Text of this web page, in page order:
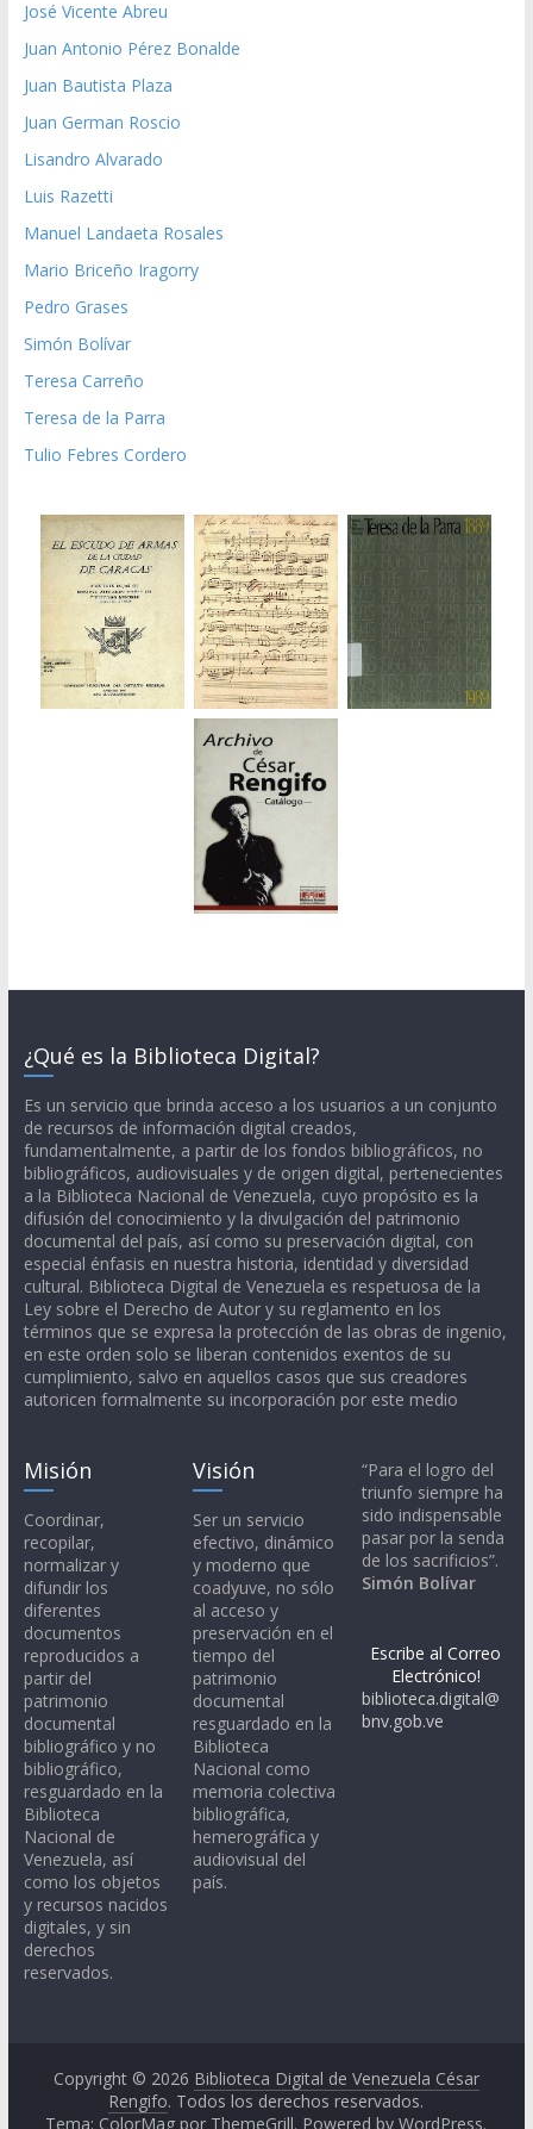
José Vicente Abreu
Juan Antonio Pérez Bonalde
Juan Bautista Plaza
Juan German Roscio
Lisandro Alvarado
Luis Razetti
Manuel Landaeta Rosales
Mario Briceño Iragorry
Pedro Grases
Simón Bolívar
Teresa Carreño
Teresa de la Parra
Tulio Febres Cordero
¿Qué es la Biblioteca Digital?
Es un servicio que brinda acceso a los usuarios a un conjunto
de recursos de información digital creados,
fundamentalmente, a partir de los fondos bibliográficos, no
bibliográficos, audiovisuales y de origen digital, pertenecientes
a la Biblioteca Nacional de Venezuela, cuyo propósito es la
difusión del conocimiento y la divulgación del patrimonio
documental del país, así como su preservación digital, con
especial énfasis en nuestra historia, identidad y diversidad
cultural. Biblioteca Digital de Venezuela es respetuosa de la
Ley sobre el Derecho de Autor y su reglamento en los
términos que se expresa la protección de las obras de ingenio,
en este orden solo se liberan contenidos exentos de su
cumplimiento, salvo en aquellos casos que sus creadores
autoricen formalmente su incorporación por este medio
Misión
Coordinar,
recopilar,
normalizar y
difundir los
diferentes
documentos
reproducidos a
partir del
patrimonio
documental
bibliográfico y no
bibliográfico,
resguardado en la
Biblioteca
Nacional de
Venezuela, así
como los objetos
y recursos nacidos
digitales, y sin
derechos
reservados.
Visión
Ser un servicio
efectivo, dinámico
y moderno que
coadyuve, no sólo
al acceso y
preservación en el
tiempo del
patrimonio
documental
resguardado en la
Biblioteca
Nacional como
memoria colectiva
bibliográfica,
hemerográfica y
audiovisual del
país.
“Para el logro del
triunfo siempre ha
sido indispensable
pasar por la senda
de los sacrificios”.
Simón Bolívar
Escribe al Correo
Electrónico!
biblioteca.digital@
bnv.gob.ve
Copyright © 2026 Biblioteca Digital de Venezuela César
Rengifo. Todos los derechos reservados.
Tema: ColorMag por ThemeGrill. Powered byWordPress.